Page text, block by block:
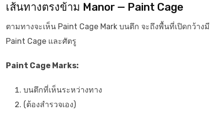
เส้นทางตรงข้าม Manor — Paint Cage
ตามทางจะเห็น Paint Cage Mark บนตึก จะถึงพื้นที่เปิดกว้างมี
Paint Cage และศัตรู
Paint Cage Marks:
บนตึกที่เห็นระหว่างทาง
(ต้องสำรวจเอง)